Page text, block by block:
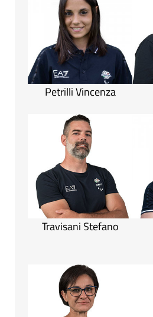
Petrilli Vincenza
Travisani Stefano